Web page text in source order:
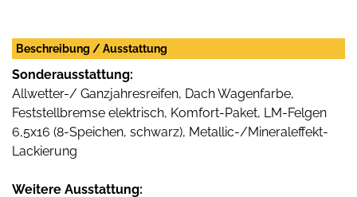
Beschreibung / Ausstattung
Sonderausstattung:
Allwetter-/ Ganzjahresreifen, Dach Wagenfarbe,
Feststellbremse elektrisch, Komfort-Paket, LM-Felgen
6,5x16 (8-Speichen, schwarz), Metallic-/Mineraleffekt-
Lackierung
Weitere Ausstattung: